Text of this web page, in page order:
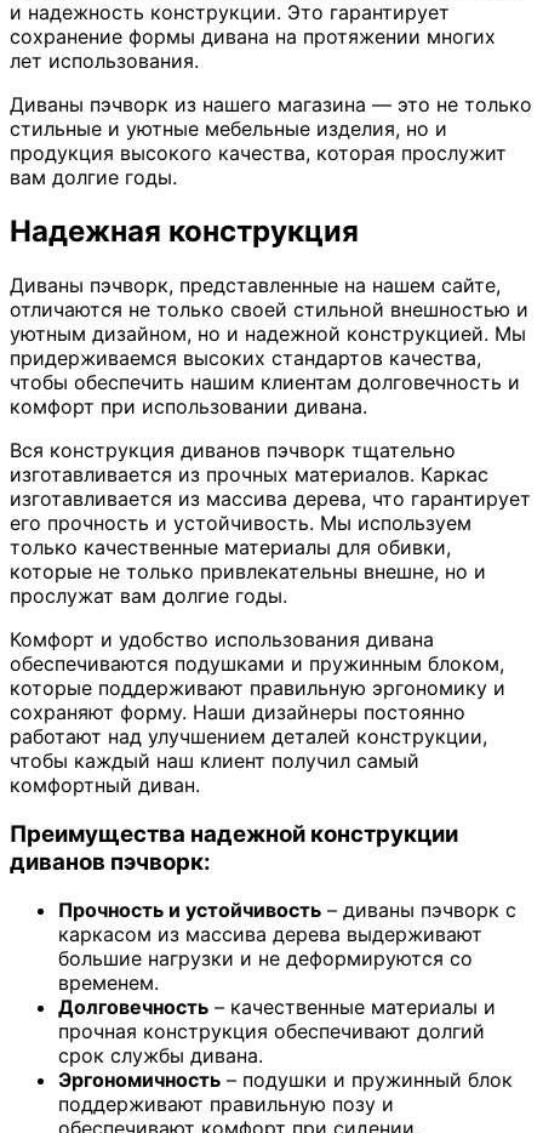
и надежность конструкции. Это гарантирует
сохранение формы дивана на протяжении многих
лет использования.
Диваны пэчворк из нашего магазина — это не только
стильные и уютные мебельные изделия, но и
продукция высокого качества, которая прослужит
вам долгие годы.
Надежная конструкция
Диваны пэчворк, представленные на нашем сайте,
отличаются не только своей стильной внешностью и
уютным дизайном, но и надежной конструкцией. Мы
придерживаемся высоких стандартов качества,
чтобы обеспечить нашим клиентам долговечность и
комфорт при использовании дивана.
Вся конструкция диванов пэчворк тщательно
изготавливается из прочных материалов. Каркас
изготавливается из массива дерева, что гарантирует
его прочность и устойчивость. Мы используем
только качественные материалы для обивки,
которые не только привлекательны внешне, но и
прослужат вам долгие годы.
Комфорт и удобство использования дивана
обеспечиваются подушками и пружинным блоком,
которые поддерживают правильную эргономику и
сохраняют форму. Наши дизайнеры постоянно
работают над улучшением деталей конструкции,
чтобы каждый наш клиент получил самый
комфортный диван.
Преимущества надежной конструкции
диванов пэчворк:
Прочность и устойчивость – диваны пэчворк с
каркасом из массива дерева выдерживают
большие нагрузки и не деформируются со
временем.
Долговечность – качественные материалы и
прочная конструкция обеспечивают долгий
срок службы дивана.
Эргономичность – подушки и пружинный блок
поддерживают правильную позу и